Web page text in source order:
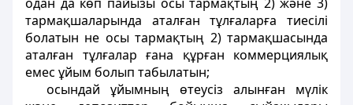
тармақшаларында аталған тұлғаларға тиесiлi
болатын не осы тармақтың 2) тармақшасында
аталған тұлғалар ғана құрған коммерциялық
емес ұйым болып табылатын;
осындай ұйымның өтеусiз алынған мүлiк